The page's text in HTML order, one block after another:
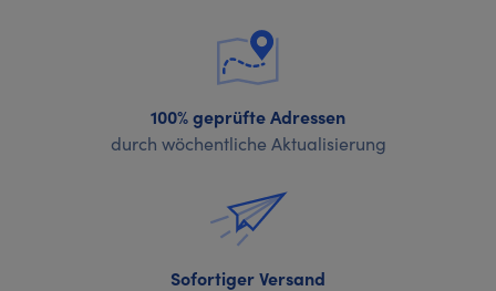
100% geprüfte Adressen
durch wöchentliche Aktualisierung
Sofortiger Versand